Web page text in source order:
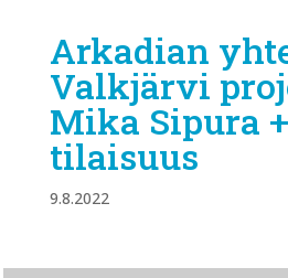
Arkadian
Valkjärvi
Mika Sipura
tilaisuus
9.8.2022